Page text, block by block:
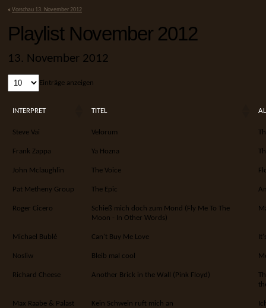
« Vorschau 13. November 2012
Playlist November 2012
13. November 2012
Einträge anzeigen
INTERPRET TITEL
Steve Vai Velorum
Frank Zappa Ya Hozna
John Mclaughlin The Voice
Pat Metheny Group The Epic
Roger Cicero
Schieß mich doch zum Mond (Fly Me To The
Moon - In Other Words)
Michael Bublé Can't Buy Me Love
Nosliw Bleib mal cool
Richard Cheese Another Brick in the Wall (Pink Floyd)
Max Raabe & Palast
Kein Schwein ruft mich an